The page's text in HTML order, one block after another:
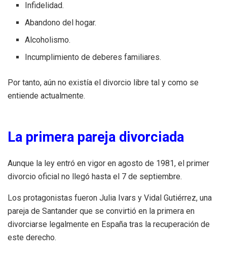
Infidelidad.
Abandono del hogar.
Alcoholismo.
Incumplimiento de deberes familiares.
Por tanto, aún no existía el divorcio libre tal y como se
entiende actualmente.
La primera pareja divorciada
Aunque la ley entró en vigor en agosto de 1981, el primer
divorcio oficial no llegó hasta el 7 de septiembre.
Los protagonistas fueron Julia Ivars y Vidal Gutiérrez, una
pareja de Santander que se convirtió en la primera en
divorciarse legalmente en España tras la recuperación de
este derecho.